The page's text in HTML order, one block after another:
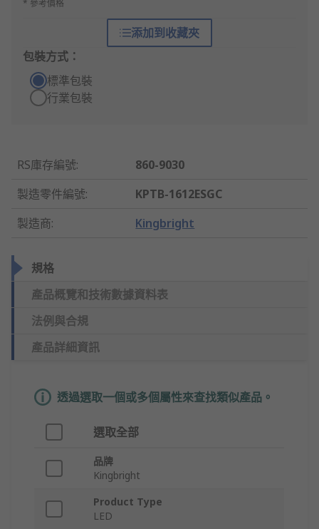
* 參考價格
添加到收藏夾
包裝方式：
標準包裝
行業包裝
RS庫存編號:
860-9030
製造零件編號:
KPTB-1612ESGC
製造商: Kingbright
規格
產品概覽和技術數據資料表
法例與合規
產品詳細資訊
透過選取一個或多個屬性來查找類似產品。
選取全部
品牌
Kingbright
Product Type
LED